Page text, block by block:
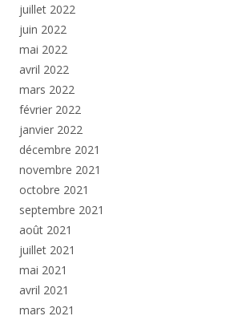
juillet 2022
juin 2022
mai 2022
avril 2022
mars 2022
février 2022
janvier 2022
décembre 2021
novembre 2021
octobre 2021
septembre 2021
août 2021
juillet 2021
mai 2021
avril 2021
mars 2021